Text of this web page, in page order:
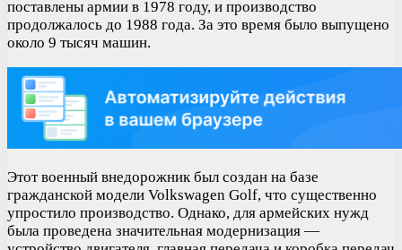
поставлены армии в 1978 году, и производство
продолжалось до 1988 года. За это время было выпущено
около 9 тысяч машин.
Этот военный внедорожник был создан на базе
гражданской модели Volkswagen Golf, что существенно
упростило производство. Однако, для армейских нужд
была проведена значительная модернизация —